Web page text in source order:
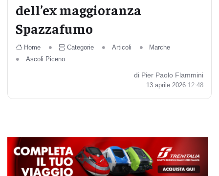
dell’ex maggioranza
Spazzafumo
Home Categorie Articoli
Marche
Ascoli Piceno
di Pier Paolo Flammini
13 aprile 2026 12:48